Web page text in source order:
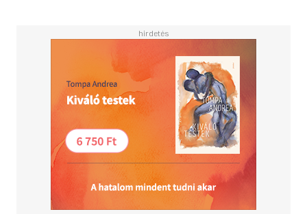
"Érzelmes és elgondolkodtató történet, intelligens
karakterekkel és szívmelengető romantikával." - Kirkus
Add át magad a szerelem sodrásának!
Szereted az érzéki, de tartalmas könyveket?
Vidd haza nyugodtan, tetszeni fog!
Fiatal nőknek, felső korhatár nélkül!